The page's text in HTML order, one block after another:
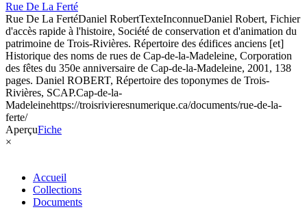
Rue De La Ferté
Rue De La FertéDaniel RobertTexteInconnueDaniel Robert, Fichier
d'accès rapide à l'histoire, Société de conservation et d'animation du
patrimoine de Trois-Rivières. Répertoire des édifices anciens [et]
Historique des noms de rues de Cap-de-la-Madeleine, Corporation
des fêtes du 350e anniversaire de Cap-de-la-Madeleine, 2001, 138
pages. Daniel ROBERT, Répertoire des toponymes de Trois-
Rivières, SCAP.Cap-de-la-
Madeleinehttps://troisrivieresnumerique.ca/documents/rue-de-la-
ferte/
AperçuFiche
×
Accueil
Collections
Documents